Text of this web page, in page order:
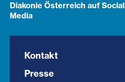
Diakonie Österreich auf Social
Media
Kontakt
Presse